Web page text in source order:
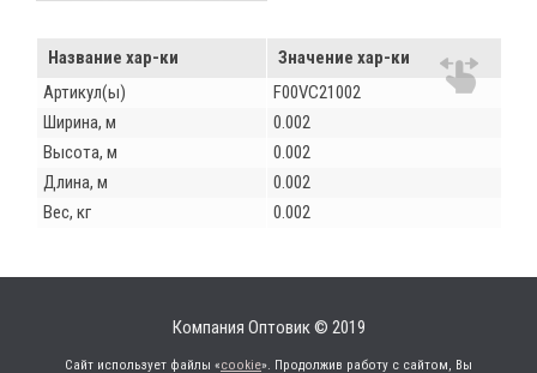
Название хар-ки
Значение хар-ки
Артикул(ы)
F00VC21002
Ширина, м
0.002
Высота, м
0.002
Длина, м
0.002
Вес, кг
0.002
Компания Оптовик © 2019
Сайт использует файлы «cookie». Продолжив работу с сайтом, Вы